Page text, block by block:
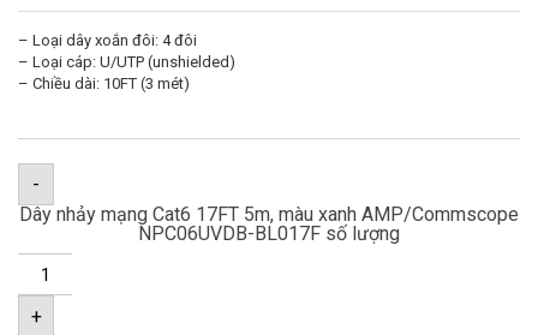
– Loại dây xoắn đôi: 4 đôi
– Loại cáp: U/UTP (unshielded)
– Chiều dài: 10FT (3 mét)
-
Dây nhảy mạng Cat6 17FT 5m, màu xanh AMP/Commscope
NPC06UVDB-BL017F số lượng
+